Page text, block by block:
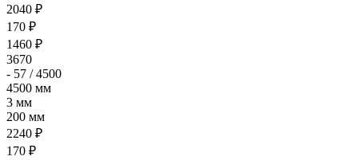
2040 ₽
170 ₽
1460 ₽
3670
- 57 / 4500
4500 мм
3 мм
200 мм
2240 ₽
170 ₽